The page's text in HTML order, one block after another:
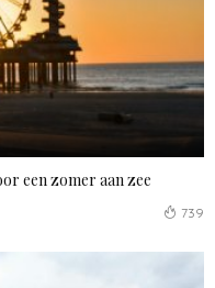
een zomer aan zee
739